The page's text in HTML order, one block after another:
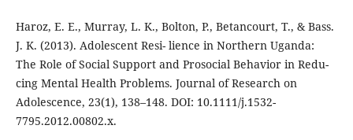
Haroz, E. E., Murray, L. K., Bolton, P., Betancourt, T., & Bass.
J. K. (2013). Adolescent Resi- lience in Northern Uganda:
The Role of Social Support and Prosocial Behavior in Redu-
cing Mental Health Problems. Journal of Research on
Adolescence, 23(1), 138–148. DOI: 10.1111/j.1532-
7795.2012.00802.x.